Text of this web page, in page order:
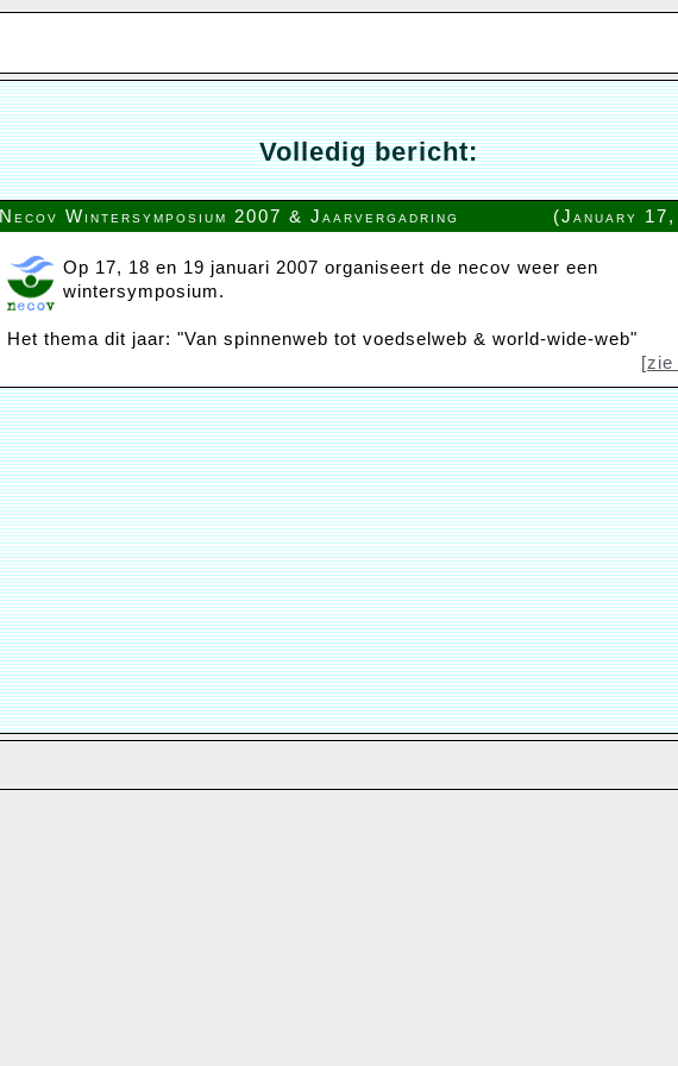
Volledig bericht:
(January
Necov Wintersymposium 2007 & Jaarvergadring
Op 17, 18 en 19 januari 2007 organiseert de necov weer een
wintersymposium.
Het thema dit jaar: "Van spinnenweb tot voedselweb & world-wide-web"
[zie